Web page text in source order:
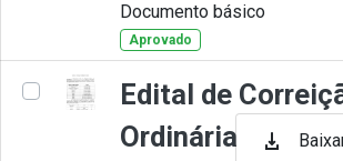
Documento básico
Aprovado
Edital de
Ordinária nº